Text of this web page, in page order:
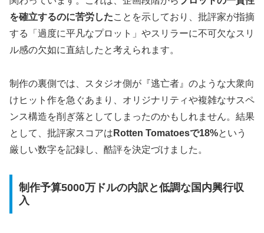
を確立するのに苦労したことを示しており、批評家が指摘
する「過度に平凡なプロット」やスリラーに不可欠なスリ
ル感の欠如に直結したと考えられます。
制作の裏側では、スタジオ側が『逃亡者』のような大衆向
けヒット作を急ぐあまり、オリジナリティや複雑なサスペ
ンス構造を削ぎ落としてしまったのかもしれません。結果
として、批評家スコアは Rotten Tomatoesで18%という
厳しい数字を記録し、酷評を決定づけました。
制作予算5000万ドルの内訳と低調な国内興行収
入